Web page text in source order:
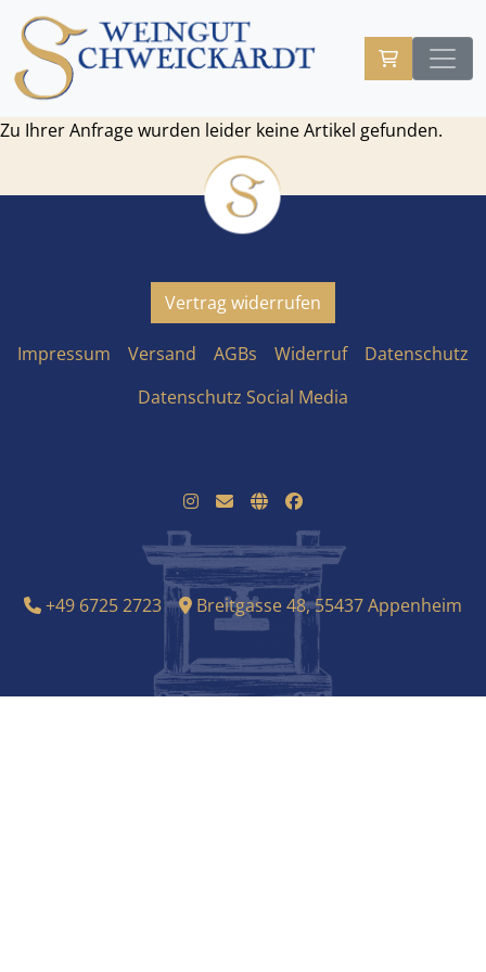
Zu Ihrer Anfrage wurden leider keine Artikel gefunden.
Vertrag widerrufen
Impressum Versand AGBs Widerruf
Datenschutz
Datenschutz Social Media
+49 6725 2723 Breitgasse 48, 55437 Appenheim